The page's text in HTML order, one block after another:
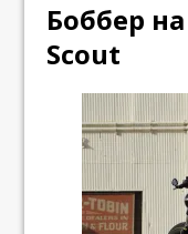
Боббер
Scout